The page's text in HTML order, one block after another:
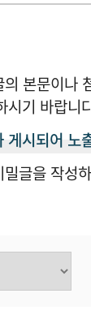
본문이나
시기 바랍니
게시되어 노
밀글을 작성